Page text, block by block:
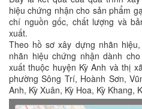
hiệu chứng nhận cho sản phẩm
chí nguồn gốc, chất lượng và
xuất.
Theo hồ sơ xây dựng nhãn
nhãn hiệu chứng nhận dành
xuất thuộc huyện Kỳ Anh và thị
phường Sông Trí, Hoành Sơn,
Anh, Kỳ Xuân, Kỳ Hoa, Kỳ Khang,